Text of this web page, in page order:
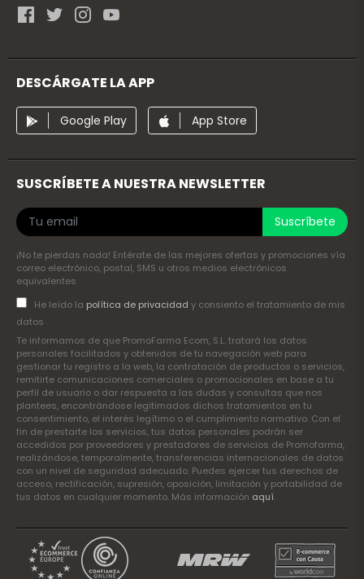
DESCÁRGATE LA APP
Google Play App Store
SUSCRÍBETE A NUESTRA NEWSLETTER
Suscríbete
¡No te pierdas nada! Entérate de las mejores ofertas y promociones vía
correo electrónico, postal, SMS u otros medios electrónicos
equivalentes
He leído la política de privacidad y consiento el tratamiento de mis
datos
Te informamos de que PromoFarma Ecom, S.L. tratará los datos
personales facilitados y obtenidos de tu navegación web para
gestionar tu registro a la web, la contratación de productos o servicios,
remitirte comunicaciones comerciales o promocionales en base a tu
perfil de usuario o dar respuesta a las dudas y consultas que nos
plantees, encontrándose legitimados dichos tratamientos en tu
consentimiento, el interés legítimo o el cumplimiento normativo. Con el
fin de prestarte los servicios, tus datos personales podrán ser
accedidos por proveedores y prestadores de servicios de Promofarma,
realizándose, temporalmente, transferencias internacionales de datos
con un nivel de seguridad adecuado. Puedes ejercer tus derechos de
acceso, rectificación, supresión, oposición, limitación y portabilidad de
tus datos en cualquier momento. Más información aquí.